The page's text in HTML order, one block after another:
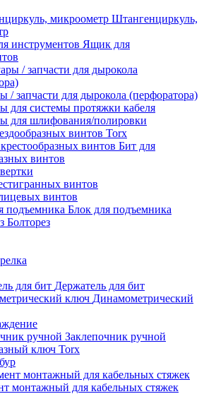
Штангенциркуль,
Ящик для
/ запчасти для дырокола (перфоратора)
для системы протяжки кабеля
для шлифования/полировки
винтов Torx
Бит для
винтов
винтов
винтов
Блок для подъемника
Болторез
Держатель для бит
Динамометрический
Заклепочник ручной
ключ Torx
монтажный для кабельных стяжек